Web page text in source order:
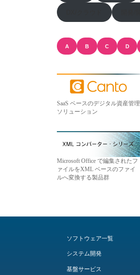
A B C D
SaaS ベースのデジタル資産管理
ソリューション
Microsoft Office で編集されたフ
ァイルをXML ベースのファイ
ルへ変換する製品群
ソフトウェア一覧
システム開発
基盤サービス